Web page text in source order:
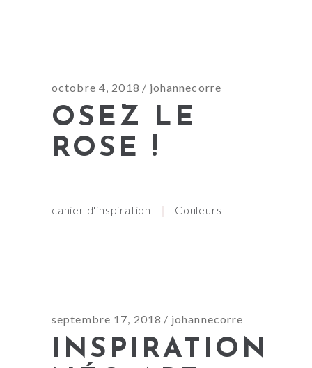
octobre 4, 2018 johannecorre
OSEZ LE
ROSE !
cahier d'inspiration Couleurs
septembre 17, 2018 johannecorre
INSPIRATION